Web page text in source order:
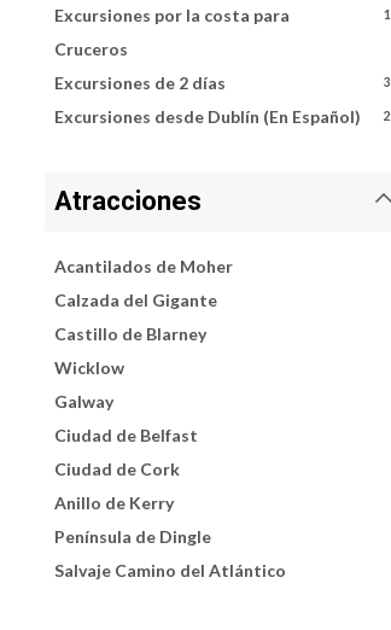
Excursiones por la costa para
Cruceros
1
Excursiones de 2 días 3
Excursiones desde Dublín (En Español) 2
Atracciones
Acantilados de Moher
Calzada del Gigante
Castillo de Blarney
Wicklow
Galway
Ciudad de Belfast
Ciudad de Cork
Anillo de Kerry
Península de Dingle
Salvaje Camino del Atlántico